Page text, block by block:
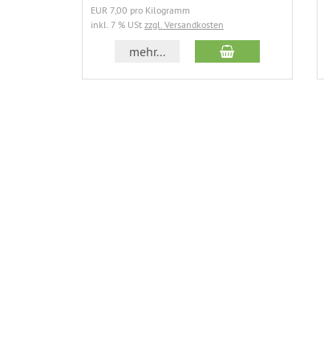
EUR 7,00 pro Kilogramm
inkl. 7 % USt zzgl. Versandkosten
mehr... In den Warenkorb